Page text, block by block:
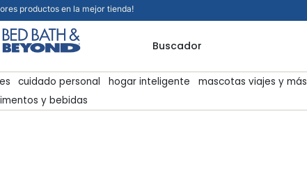
productos en la mejor tienda!
Buscador
cuidado personal hogar inteligente mascotas viajes y más
y bebidas